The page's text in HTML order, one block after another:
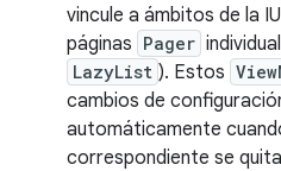
vincule a ámbitos de la
páginas Pager
LazyList ). Estos
cambios de
automáticamente
correspondiente se